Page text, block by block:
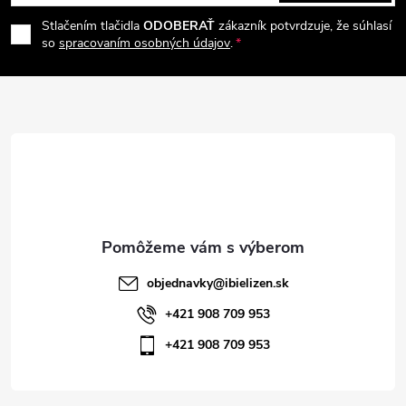
r
v
e
p
Stlačením tlačidla ODOBERAŤ zákazník potvrdzuje, že súhlasí
so spracovaním osobných údajov.
objednavky@ibielizen.sk
+421 908 709 953
+421 908 709 953